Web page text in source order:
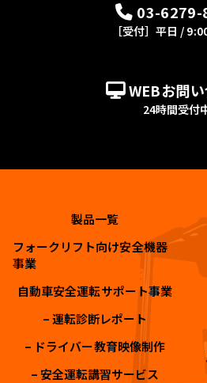
03-6279-
［受付］平日 /
WEBお問
24時間受付
製品一覧
フォークリフト向け安全機器
事業
自動車安全運転サポート事業
– 運転診断レポート
– ドライバー教育映像制作
– 安全運転講習サービス